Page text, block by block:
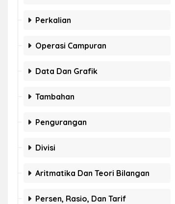
Perkalian
Operasi Campuran
Data Dan Grafik
Tambahan
Pengurangan
Divisi
Aritmatika Dan Teori Bilangan
Persen, Rasio, Dan Tarif